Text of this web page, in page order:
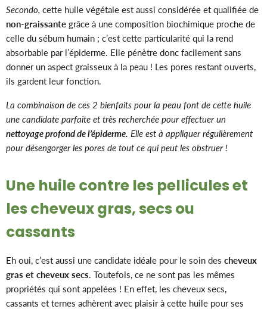
Secondo, cette huile végétale est aussi considérée et qualifiée de
non-graissante grâce à une composition biochimique proche de
celle du sébum humain ; c’est cette particularité qui la rend
absorbable par l’épiderme. Elle pénètre donc facilement sans
donner un aspect graisseux à la peau ! Les pores restant ouverts,
ils gardent leur fonction.
La combinaison de ces 2 bienfaits pour la peau font de cette huile
une candidate parfaite et très recherchée pour effectuer un
nettoyage profond de l’épiderme. Elle est à appliquer régulièrement
pour désengorger les pores de tout ce qui peut les obstruer !
Une huile contre les pellicules et
les cheveux gras, secs ou
cassants
Eh oui, c’est aussi une candidate idéale pour le soin des cheveux
gras et cheveux secs. Toutefois, ce ne sont pas les mêmes
propriétés qui sont appelées ! En effet, les cheveux secs,
cassants et ternes adhèrent avec plaisir à cette huile pour ses